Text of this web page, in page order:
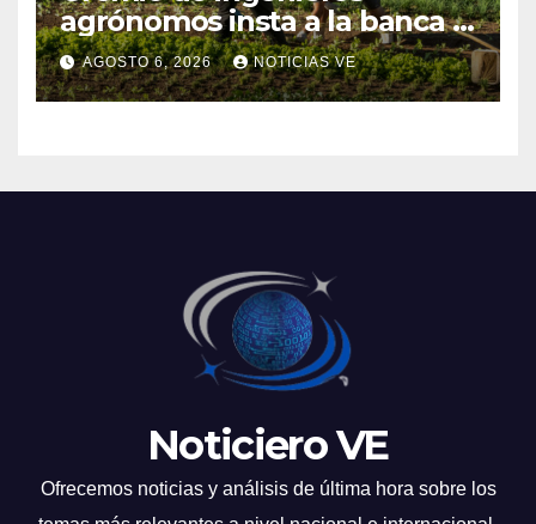
agrónomos insta a la banca a
financiar la agricultura
familiar
AGOSTO 6, 2026 NOTICIAS VE
Noticiero VE
Ofrecemos noticias y análisis de última hora sobre los